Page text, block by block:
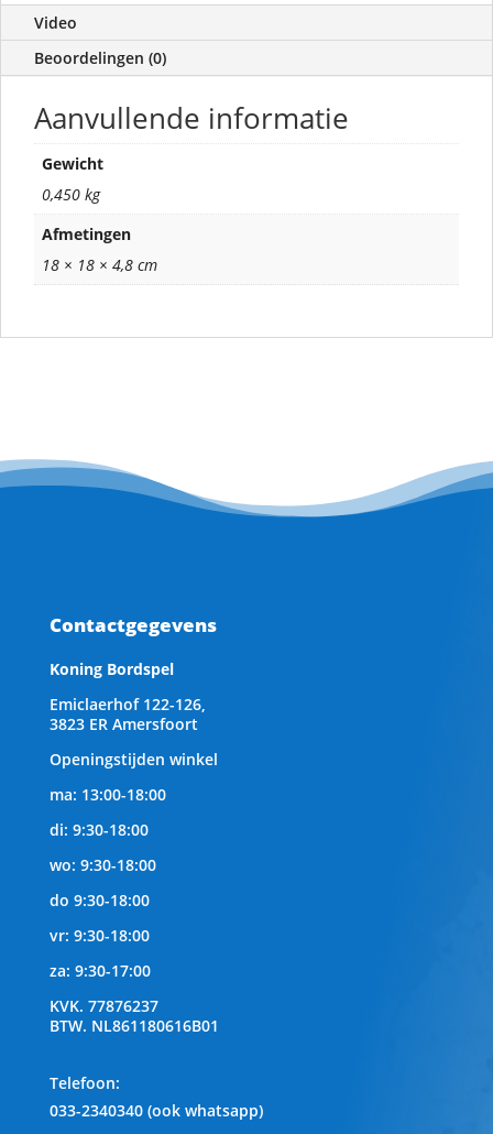
Video
Beoordelingen (0)
Aanvullende informatie
Gewicht
0,450 kg
Afmetingen
18 × 18 × 4,8 cm
Contactgegevens
Koning Bordspel
Emiclaerhof 122-126,
3823 ER Amersfoort
Openingstijden winkel
ma: 13:00-18:00
di: 9:30-18:00
wo: 9:30-18:00
do 9:30-18:00
vr: 9:30-18:00
za: 9:30-17:00
KVK. 77876237
BTW. NL861180616B01
Telefoon:
033-2340340 (ook whatsapp)